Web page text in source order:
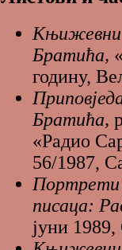
Књижевни
Братића,
годину,
Братића,
«Радио
56/1987,
Портрети
писаца:
јуни 1989,